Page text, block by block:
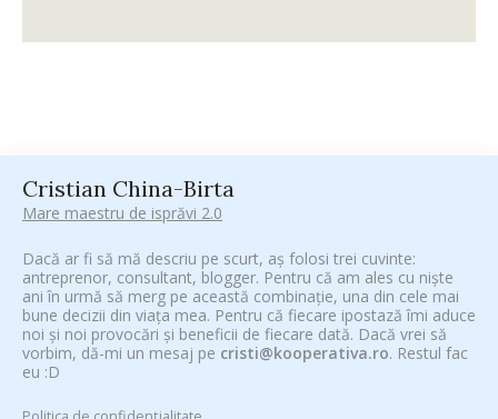
Cristian China-Birta
Mare maestru de isprăvi 2.0
Dacă ar fi să mă descriu pe scurt, aș folosi trei cuvinte:
antreprenor, consultant, blogger. Pentru că am ales cu niște
ani în urmă să merg pe această combinație, una din cele mai
bune decizii din viața mea. Pentru că fiecare ipostază îmi aduce
noi și noi provocări și beneficii de fiecare dată. Dacă vrei să
vorbim, dă-mi un mesaj pe cristi@kooperativa.ro. Restul fac
eu :D